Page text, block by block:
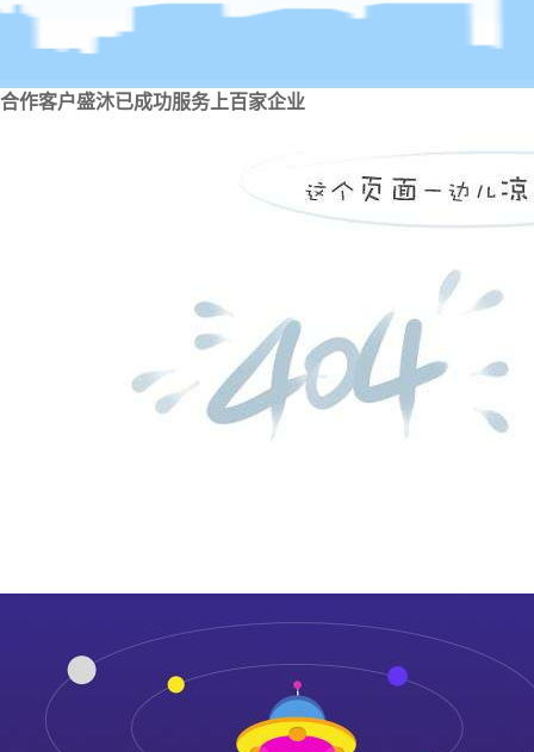
合作客户盛沐已成功服务上百家企业